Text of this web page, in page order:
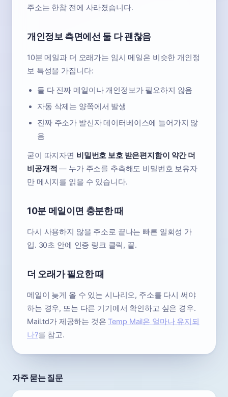
주소는 한참 전에 사라졌습니다.
개인정보 측면에선 둘 다 괜찮음
10분 메일과 더 오래가는 임시 메일은 비슷한 개인정
보 특성을 가집니다:
둘 다 진짜 메일이나 개인정보가 필요하지 않음
자동 삭제는 양쪽에서 발생
진짜 주소가 발신자 데이터베이스에 들어가지 않
음
굳이 따지자면 비밀번호 보호 받은편지함이 약간 더
비공개적 — 누가 주소를 추측해도 비밀번호 보유자
만 메시지를 읽을 수 있습니다.
10분 메일이면 충분한 때
다시 사용하지 않을 주소로 끝나는 빠른 일회성 가
입. 30초 안에 인증 링크 클릭, 끝.
더 오래가 필요한 때
메일이 늦게 올 수 있는 시나리오, 주소를 다시 써야
하는 경우, 또는 다른 기기에서 확인하고 싶은 경우.
Mail.td가 제공하는 것은 Temp Mail은 얼마나 유지되
나?를 참고.
자주 묻는 질문